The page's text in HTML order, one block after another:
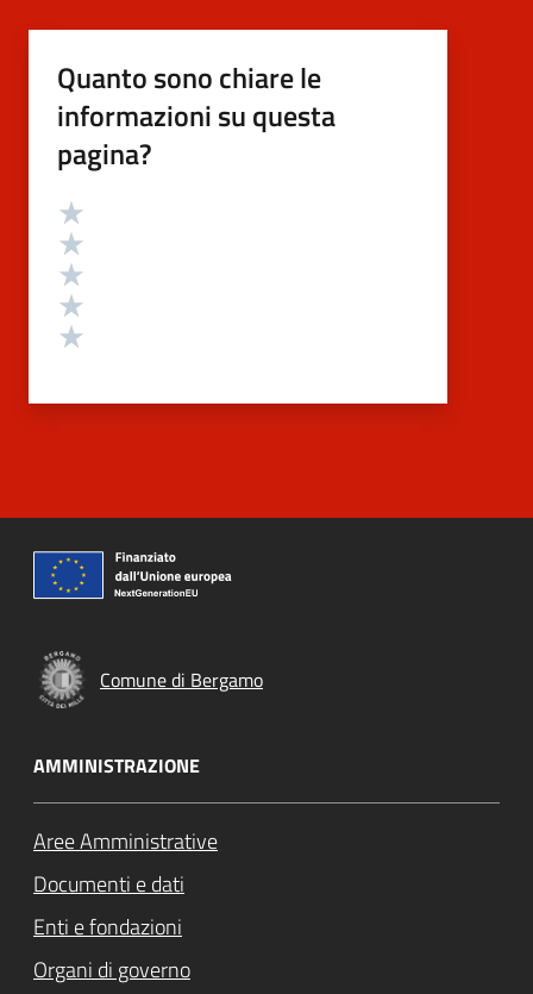
Quanto sono chiare le
informazioni su questa
pagina?
Valutazione
Comune di Bergamo
AMMINISTRAZIONE
Aree Amministrative
Documenti e dati
Enti e fondazioni
Organi di governo